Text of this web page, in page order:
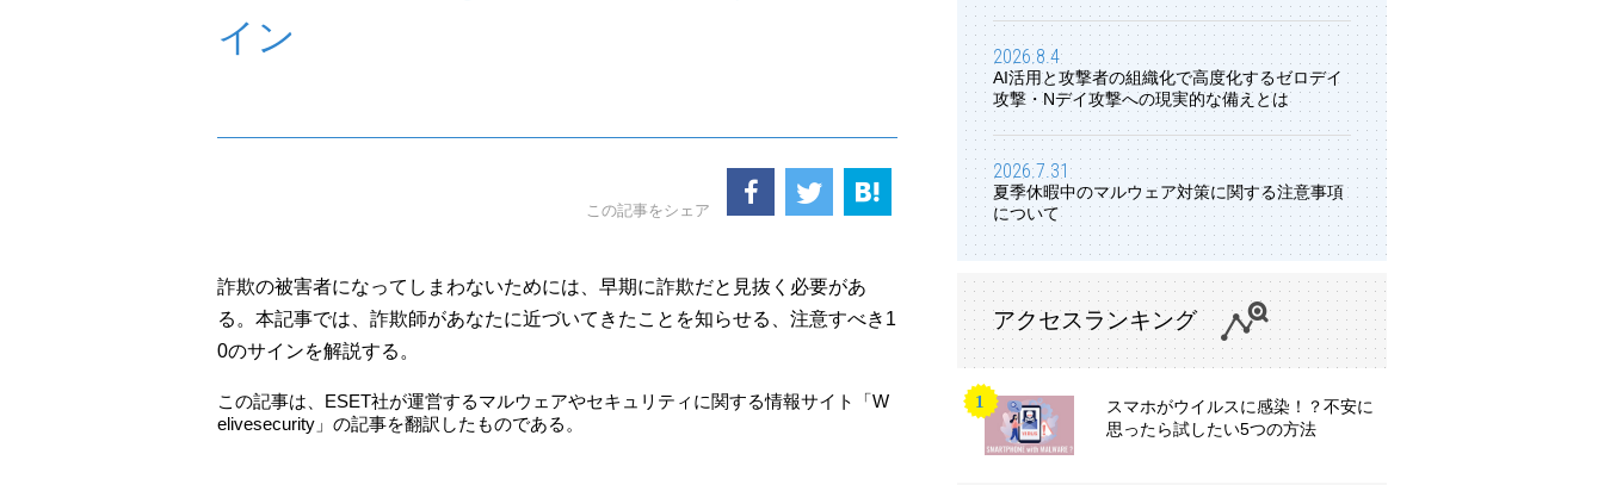
イン
この記事をシェア
詐欺の被害者になってしまわないためには、早期に詐欺だと見抜く必要があ
る。本記事では、詐欺師があなたに近づいてきたことを知らせる、注意すべき1
0のサインを解説する。
この記事は、ESET社が運営するマルウェアやセキュリティに関する情報サイト「W
elivesecurity」の記事を翻訳したものである。
2026.8.4
AI活用と攻撃者の組織化で高度化するゼロデイ
攻撃・Nデイ攻撃への現実的な備えとは
2026.7.31
夏季休暇中のマルウェア対策に関する注意事項
について
アクセスランキング
スマホがウイルスに感染！？不安に
思ったら試したい5つの方法